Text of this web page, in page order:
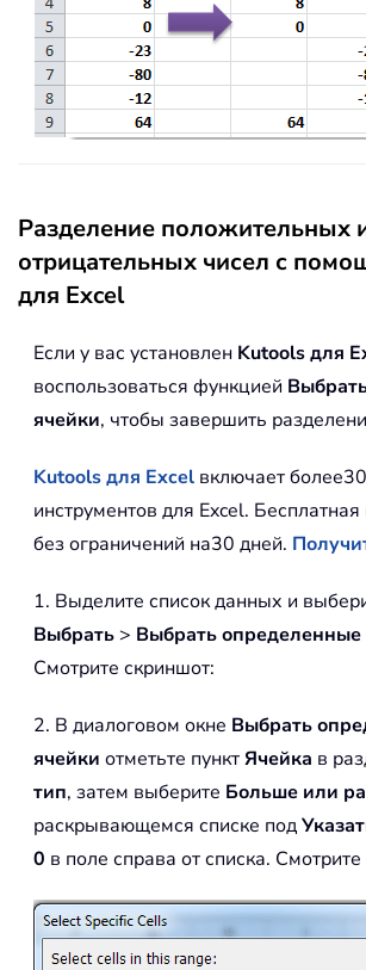
Разделение положительных
отрицательных чисел с
для Excel
Если у вас установлен Kutools для
воспользоваться функцией
ячейки, чтобы завершить
Kutools для Excel включает
инструментов для Excel.
без ограничений на30 дней.
1. Выделите список данных и
Выбрать > Выбрать определенные
Смотрите скриншот:
2. В диалоговом окне Выбрать
ячейки отметьте пунктЯчейка в
тип, затем выберите Больше или
раскрывающемся списке под
0 в поле справа от списка.